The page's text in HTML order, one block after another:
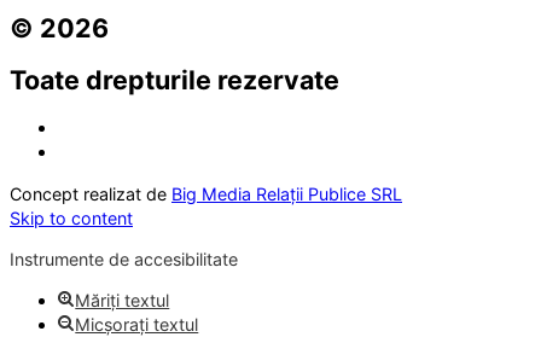
© 2026
Toate drepturile rezervate
Concept realizat de Big Media Relații Publice SRL
Skip to content
Instrumente de accesibilitate
Măriți textul
Micșorați textul